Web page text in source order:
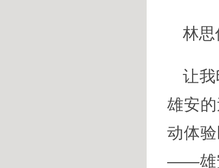
林
让我
雄安
动体
——雄